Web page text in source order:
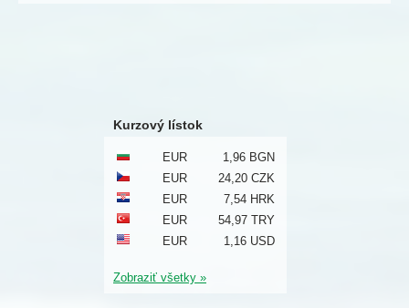
Kurzový lístok
EUR
1,96 BGN
EUR
24,20 CZK
EUR
7,54 HRK
EUR
54,97 TRY
EUR
1,16 USD
Zobraziť všetky »